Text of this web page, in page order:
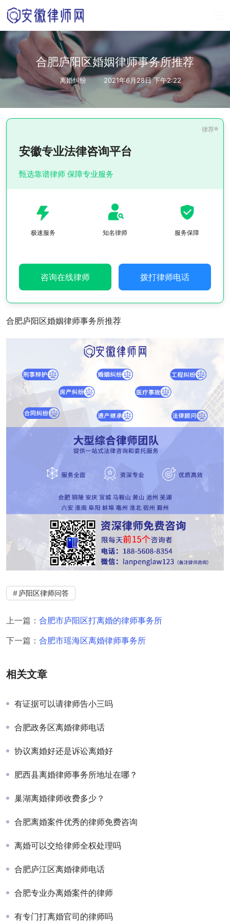
合肥庐阳区婚姻律师事务所推荐
离婚纠纷 2021年6月28日 下午2:22
安徽专业法律咨询平台
甄选靠谱律师 保障专业服务
极速服务 知名律师 服务保障
咨询在线律师 拨打律师电话
合肥庐阳区婚姻律师事务所推荐
庐阳区律师问答
上一篇： 合肥市庐阳区打离婚的律师事务所
下一篇： 合肥市瑶海区离婚律师事务所
相关文章
有证据可以请律师告小三吗
合肥政务区离婚律师电话
协议离婚好还是诉讼离婚好
肥西县离婚律师事务所地址在哪？
巢湖离婚律师收费多少？
合肥离婚案件优秀的律师免费咨询
离婚可以交给律师全权处理吗
合肥庐江区离婚律师电话
合肥专业办离婚案件的律师
有专门打离婚官司的律师吗